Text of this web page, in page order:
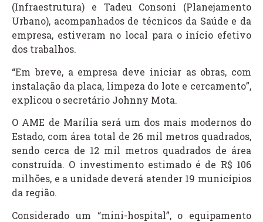
(Infraestrutura) e Tadeu Consoni (Planejamento
Urbano), acompanhados de técnicos da Saúde e da
empresa, estiveram no local para o início efetivo
dos trabalhos.
“Em breve, a empresa deve iniciar as obras, com
instalação da placa, limpeza do lote e cercamento”,
explicou o secretário Johnny Mota.
O AME de Marília será um dos mais modernos do
Estado, com área total de 26 mil metros quadrados,
sendo cerca de 12 mil metros quadrados de área
construída. O investimento estimado é de R$ 106
milhões, e a unidade deverá atender 19 municípios
da região.
Considerado um “mini-hospital”, o equipamento